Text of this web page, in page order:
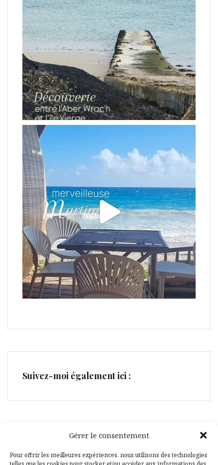
Gérer le consentement
Pour offrir les meilleures expériences, nous utilisons des technologies
Suivez-moi également ici :
Facebook
Pinterest